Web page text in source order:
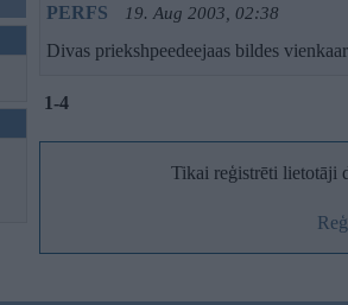
PERFS 19. Aug 2003, 02:38
Divas priekshpeedeejaas bildes
1-4
Tikai reģistrēti lietotāji